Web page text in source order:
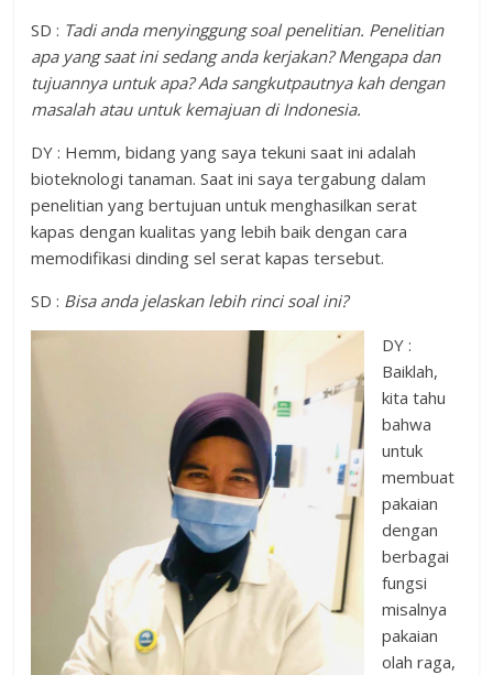
SD : Tadi anda menyinggung soal penelitian. Penelitian
apa yang saat ini sedang anda kerjakan? Mengapa dan
tujuannya untuk apa? Ada sangkutpautnya kah dengan
masalah atau untuk kemajuan di Indonesia.
DY : Hemm, bidang yang saya tekuni saat ini adalah
bioteknologi tanaman. Saat ini saya tergabung dalam
penelitian yang bertujuan untuk menghasilkan serat
kapas dengan kualitas yang lebih baik dengan cara
memodifikasi dinding sel serat kapas tersebut.
SD : Bisa anda jelaskan lebih rinci soal ini?
DY :
Baiklah,
kita tahu
bahwa
untuk
membuat
pakaian
dengan
berbagai
fungsi
misalnya
pakaian
olah raga,